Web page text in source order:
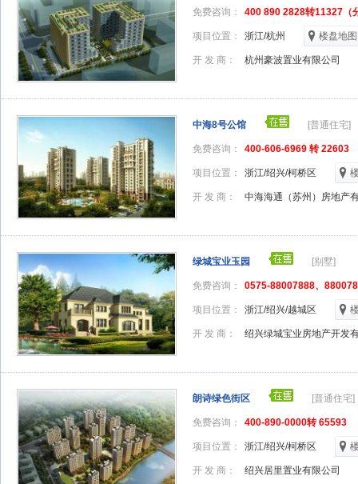
免费咨询： 400 890 2828转11327（
项目位置： 浙江/杭州 楼盘地图
开 发 商： 杭州豪波置业有限公司
中海8号公馆 [普通住宅]
免费咨询： 400-606-6969 转 22603
项目位置： 浙江/绍兴/柯桥区
开 发 商： 中海海通（苏州）房地产
绿城宝业玉园 [别墅]
免费咨询： 0575-88007888、
项目位置： 浙江/绍兴/越城区
开 发 商： 绍兴绿城宝业房地产开发
朗诗绿色街区 [普通住宅]
免费咨询： 400-890-0000转 65593
项目位置： 浙江/绍兴/柯桥区
开 发 商： 绍兴居里置业有限公司